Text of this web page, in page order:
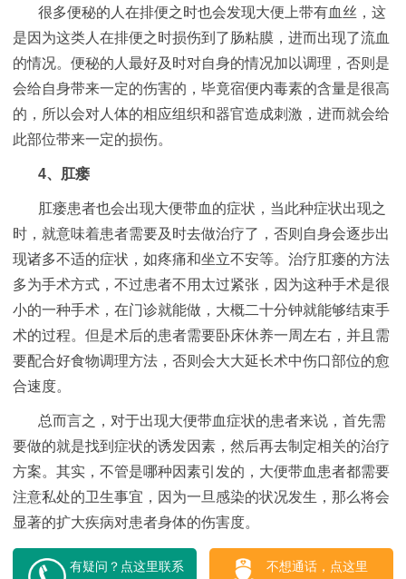
很多便秘的人在排便之时也会发现大便上带有血丝，这
是因为这类人在排便之时损伤到了肠粘膜，进而出现了流血
的情况。便秘的人最好及时对自身的情况加以调理，否则是
会给自身带来一定的伤害的，毕竟宿便内毒素的含量是很高
的，所以会对人体的相应组织和器官造成刺激，进而就会给
此部位带来一定的损伤。
4、肛瘘
肛瘘患者也会出现大便带血的症状，当此种症状出现之
时，就意味着患者需要及时去做治疗了，否则自身会逐步出
现诸多不适的症状，如疼痛和坐立不安等。治疗肛瘘的方法
多为手术方式，不过患者不用太过紧张，因为这种手术是很
小的一种手术，在门诊就能做，大概二十分钟就能够结束手
术的过程。但是术后的患者需要卧床休养一周左右，并且需
要配合好食物调理方法，否则会大大延长术中伤口部位的愈
合速度。
总而言之，对于出现大便带血症状的患者来说，首先需
要做的就是找到症状的诱发因素，然后再去制定相关的治疗
方案。其实，不管是哪种因素引发的，大便带血患者都需要
注意私处的卫生事宜，因为一旦感染的状况发生，那么将会
显著的扩大疾病对患者身体的伤害度。
有疑问？点这里联系 不想通话，点这里